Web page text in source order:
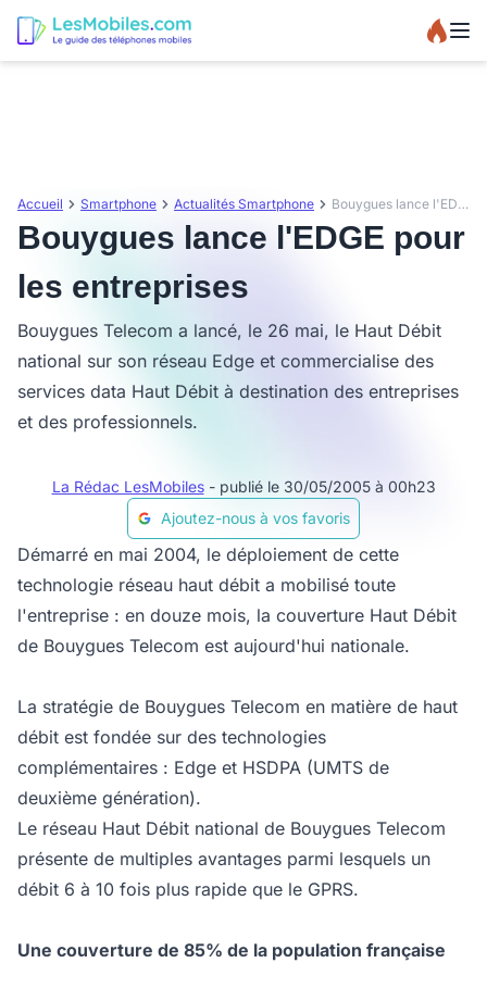
Accueil Smartphone Actualités Smartphone Bouygues lance l'EDGE pour les entreprises
Bouygues lance l'EDGE pour
les entreprises
Bouygues Telecom a lancé, le 26 mai, le Haut Débit
national sur son réseau Edge et commercialise des
services data Haut Débit à destination des entreprises
et des professionnels.
La Rédac LesMobiles - publié le 30/05/2005 à 00h23
Ajoutez-nous à vos favoris
Démarré en mai 2004, le déploiement de cette
technologie réseau haut débit a mobilisé toute
l'entreprise : en douze mois, la couverture Haut Débit
de Bouygues Telecom est aujourd'hui nationale.
La stratégie de Bouygues Telecom en matière de haut
débit est fondée sur des technologies
complémentaires : Edge et HSDPA (UMTS de
deuxième génération).
Le réseau Haut Débit national de Bouygues Telecom
présente de multiples avantages parmi lesquels un
débit 6 à 10 fois plus rapide que le GPRS.
Une couverture de 85% de la population française